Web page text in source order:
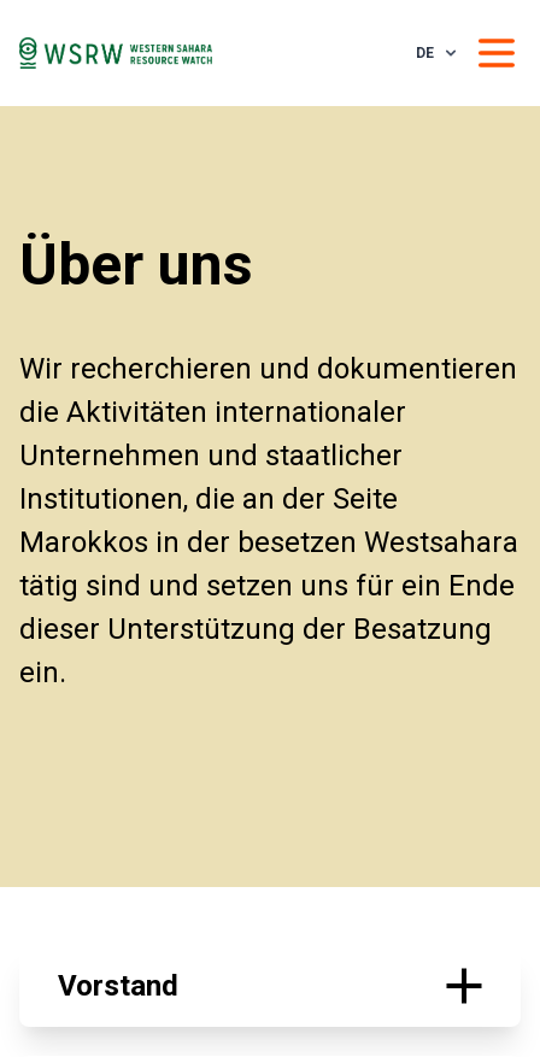
DE
Über uns
Wir recherchieren und dokumentieren
die Aktivitäten internationaler
Unternehmen und staatlicher
Institutionen, die an der Seite
Marokkos in der besetzen Westsahara
tätig sind und setzen uns für ein Ende
dieser Unterstützung der Besatzung
ein.
Vorstand